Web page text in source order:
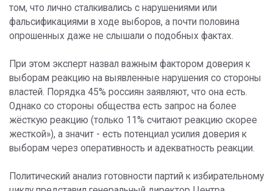
том, что лично сталкивались с нарушениями или
фальсификациями в ходе выборов, а почти половина
опрошенных даже не слышали о подобных фактах.
При этом эксперт назвал важным фактором доверия к
выборам реакцию на выявленные нарушения со стороны
властей. Порядка 45% россиян заявляют, что она есть.
Однако со стороны общества есть запрос на более
жёсткую реакцию (только 11% считают реакцию скорее
жесткой»), а значит - есть потенциал усилия доверия к
выборам через оперативность и адекватность реакции.
Политический анализ готовности партий к избирательному